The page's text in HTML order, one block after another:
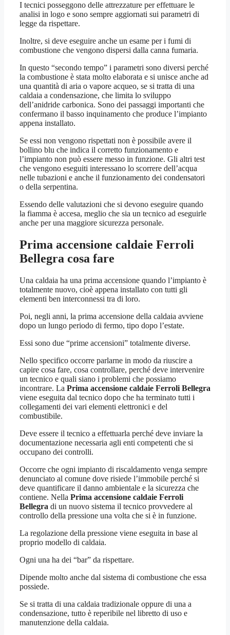
I tecnici posseggono delle attrezzature per effettuare le
analisi in logo e sono sempre aggiornati sui parametri di
legge da rispettare.
Inoltre, si deve eseguire anche un esame per i fumi di
combustione che vengono dispersi dalla canna fumaria.
In questo “secondo tempo” i parametri sono diversi perché
la combustione è stata molto elaborata e si unisce anche ad
una quantità di aria o vapore acqueo, se si tratta di una
caldaia a condensazione, che limita lo sviluppo
dell’anidride carbonica. Sono dei passaggi importanti che
confermano il basso inquinamento che produce l’impianto
appena installato.
Se essi non vengono rispettati non è possibile avere il
bollino blu che indica il corretto funzionamento e
l’impianto non può essere messo in funzione. Gli altri test
che vengono eseguiti interessano lo scorrere dell’acqua
nelle tubazioni e anche il funzionamento dei condensatori
o della serpentina.
Essendo delle valutazioni che si devono eseguire quando
la fiamma è accesa, meglio che sia un tecnico ad eseguirle
anche per una maggiore sicurezza personale.
Prima accensione caldaie Ferroli
Bellegra cosa fare
Una caldaia ha una prima accensione quando l’impianto è
totalmente nuovo, cioè appena installato con tutti gli
elementi ben interconnessi tra di loro.
Poi, negli anni, la prima accensione della caldaia avviene
dopo un lungo periodo di fermo, tipo dopo l’estate.
Essi sono due “prime accensioni” totalmente diverse.
Nello specifico occorre parlarne in modo da riuscire a
capire cosa fare, cosa controllare, perché deve intervenire
un tecnico e quali siano i problemi che possiamo
incontrare. La Prima accensione caldaie Ferroli Bellegra
viene eseguita dal tecnico dopo che ha terminato tutti i
collegamenti dei vari elementi elettronici e del
combustibile.
Deve essere il tecnico a effettuarla perché deve inviare la
documentazione necessaria agli enti competenti che si
occupano dei controlli.
Occorre che ogni impianto di riscaldamento venga sempre
denunciato al comune dove risiede l’immobile perché si
deve quantificare il danno ambientale e la sicurezza che
contiene. Nella Prima accensione caldaie Ferroli
Bellegra di un nuovo sistema il tecnico provvedere al
controllo della pressione una volta che si è in funzione.
La regolazione della pressione viene eseguita in base al
proprio modello di caldaia.
Ogni una ha dei “bar” da rispettare.
Dipende molto anche dal sistema di combustione che essa
possiede.
Se si tratta di una caldaia tradizionale oppure di una a
condensazione, tutto è reperibile nel libretto di uso e
manutenzione della caldaia.